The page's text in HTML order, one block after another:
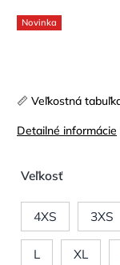
Novinka
📏 Veľkostná
Detailné informácie
Veľkosť
4XS 3XS
L XL